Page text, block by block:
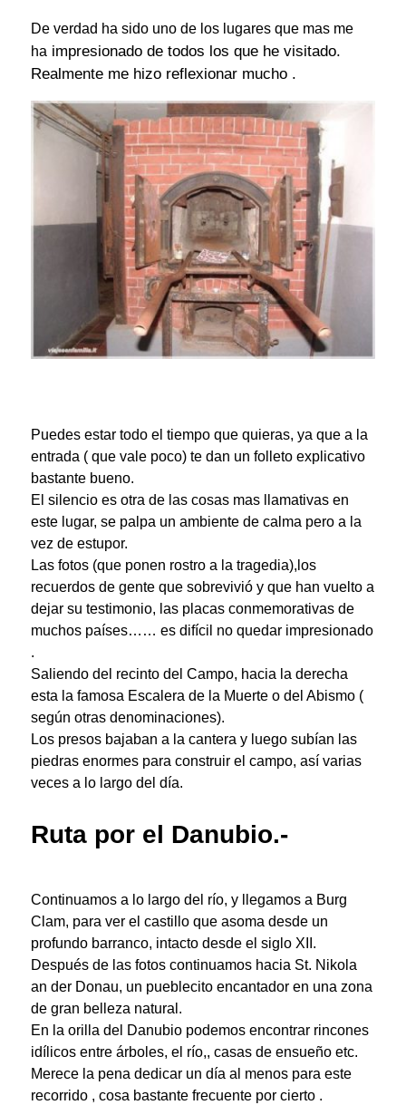
De verdad ha sido uno de los lugares que mas me
ha impresionado de todos los que he visitado.
Realmente me hizo reflexionar mucho .
Puedes estar todo el tiempo que quieras, ya que a la
entrada ( que vale poco) te dan un folleto explicativo
bastante bueno.
El silencio es otra de las cosas mas llamativas en
este lugar, se palpa un ambiente de calma pero a la
vez de estupor.
Las fotos (que ponen rostro a la tragedia),los
recuerdos de gente que sobrevivió y que han vuelto a
dejar su testimonio, las placas conmemorativas de
muchos países…… es difícil no quedar impresionado
.
Saliendo del recinto del Campo, hacia la derecha
esta la famosa Escalera de la Muerte o del Abismo (
según otras denominaciones).
Los presos bajaban a la cantera y luego subían las
piedras enormes para construir el campo, así varias
veces a lo largo del día.
Ruta por el Danubio.-
Continuamos a lo largo del río, y llegamos a Burg
Clam, para ver el castillo que asoma desde un
profundo barranco, intacto desde el siglo XII.
Después de las fotos continuamos hacia St. Nikola
an der Donau, un pueblecito encantador en una zona
de gran belleza natural.
En la orilla del Danubio podemos encontrar rincones
idílicos entre árboles, el río,, casas de ensueño etc.
Merece la pena dedicar un día al menos para este
recorrido , cosa bastante frecuente por cierto .